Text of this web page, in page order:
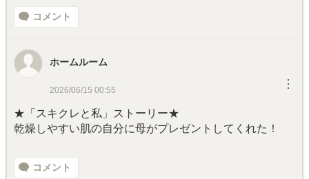
コメント
ホームルーム
2026/06/15 00:55 ︙
★「スキクレと私」ストーリー★
乾燥しやすい肌の自分に母がプレゼントしてくれた！
コメント